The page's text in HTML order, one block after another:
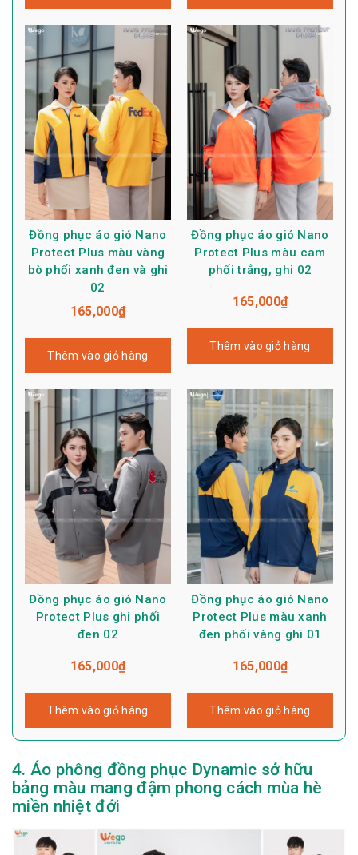
Đồng phục áo gió Nano
Protect Plus màu vàng
bò phối xanh đen và ghi
02
165,000₫
Thêm vào giỏ hàng
Đồng phục áo gió Nano
Protect Plus màu cam
phối trắng, ghi 02
165,000₫
Thêm vào giỏ hàng
Đồng phục áo gió Nano
Protect Plus ghi phối
đen 02
165,000₫
Thêm vào giỏ hàng
Đồng phục áo gió Nano
Protect Plus màu xanh
đen phối vàng ghi 01
165,000₫
Thêm vào giỏ hàng
4. Áo phông đồng phục Dynamic sở hữu
bảng màu mang đậm phong cách mùa hè
miền nhiệt đới